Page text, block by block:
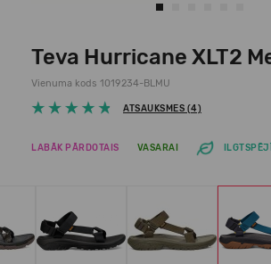
Teva Hurricane XLT2
Vienuma kods 1019234-BLMU
ATSAUKSMES (4)
LABĀK PĀRDOTAIS VASARAI